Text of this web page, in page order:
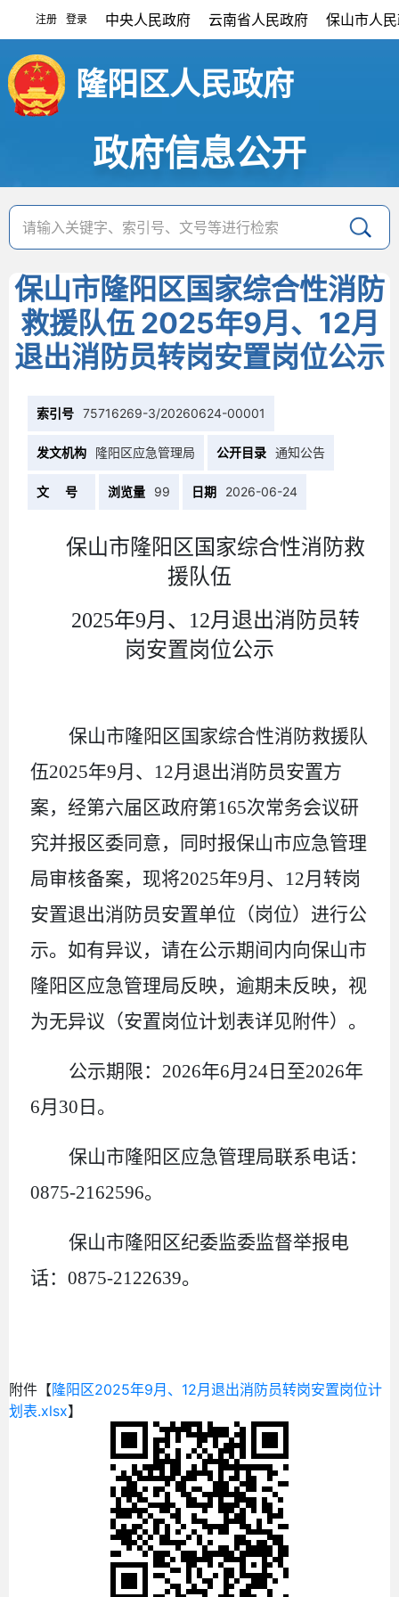
注册 登录 中央人民政府 云南省人民政府 保山市人
隆阳区人民政府
政府信息公开
保山市隆阳区国家综合性消防
救援队伍 2025年9月、12月
退出消防员转岗安置岗位公示
索引号 75716269-3/20260624-00001
发文机构 隆阳区应急管理局 公开目录 通知公告
文 号 浏览量 99 日期 2026-06-24
保山市隆阳区国家综合性消防救
援队伍
2025年9月、12月退出消防员转
岗安置岗位公示
保山市隆阳区国家综合性消防救援队
伍2025年9月、12月退出消防员安置方
案，经第六届区政府第165次常务会议研
究并报区委同意，同时报保山市应急管理
局审核备案，现将2025年9月、12月转岗
安置退出消防员安置单位（岗位）进行公
示。如有异议，请在公示期间内向保山市
隆阳区应急管理局反映，逾期未反映，视
为无异议（安置岗位计划表详见附件）。
公示期限： 2026年6月24日至2026年
6月30日。
保山市隆阳区应急管理局联系电话：
0875-2162596。
保山市隆阳区纪委监委监督举报电
话： 0875-2122639。
附件【隆阳区2025年9月、12月退出消防员转岗安置岗位计
划表.xlsx】